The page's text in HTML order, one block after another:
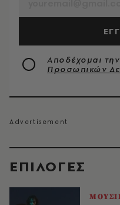
EΠΙΛΟΓΈΣ
Αποδέχομαι την
Προσωπικών